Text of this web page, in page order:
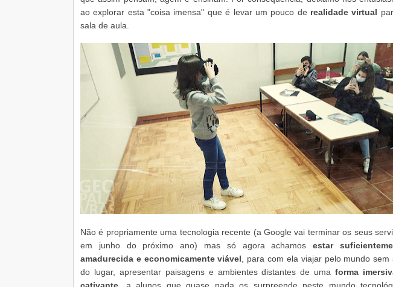
ao explorar esta "coisa imensa" que é levar um pouco de realidade virtual
sala de aula.
Não é propriamente uma tecnologia recente (a Google vai terminar os seus
em junho do próximo ano) mas só agora achamosestar
amadurecida e economicamente viável , para com ela viajar pelo mundo sem
do lugar, apresentar paisagens e ambientes distantes de umaforma